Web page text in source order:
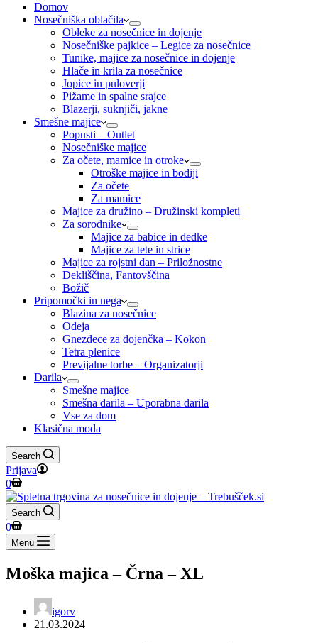
Domov
Nosečniška oblačila
Obleke za nosečnice in dojenje
Nosečniške pajkice – Legice za nosečnice
Tunike, majice za nosečnice in dojenje
Hlače in krila za nosečnice
Jopice in puloverji
Pižame in spalne srajce
Blazerji, suknjiči, jakne
Smešne majice
Popusti – Outlet
Nosečniške majice
Za očete, mamice in otroke
Otroške majice in bodiji
Za očete
Za mamice
Majice za družino – Družinski kompleti
Za sorodnike
Majice za babice in dedke
Majice za tete in strice
Majice za rojstni dan – Priložnostne
Dekliščina, Fantovščina
Božič
Pripomočki in nega
Blazina za nosečnice
Odeja
Gnezdece za dojenčka – Kokon
Tetra plenice
Previjalne torbe – Organizatorji
Darila
Smešne majice
Smešna darila – Uporabna darila
Vse za dom
Klasična moda
Search
Prijava
Shopping
cart
0
Search
Shopping
cart
0
Menu
Moška majica – Črna – XL
igorv
21.03.2024